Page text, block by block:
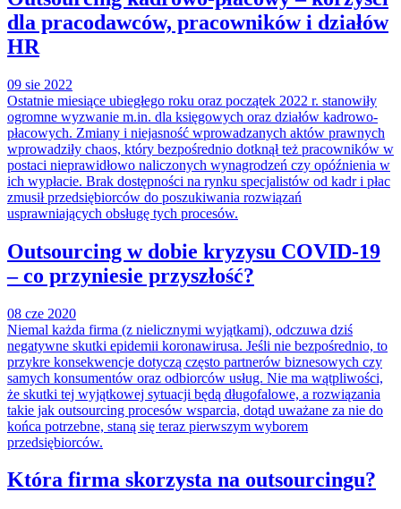
dla pracodawców, pracowników i działów
HR
09 sie 2022
Ostatnie miesiące ubiegłego roku oraz początek 2022 r. stanowiły
ogromne wyzwanie m.in. dla księgowych oraz działów kadrowo-
płacowych. Zmiany i niejasność wprowadzanych aktów prawnych
wprowadziły chaos, który bezpośrednio dotknął też pracowników w
postaci nieprawidłowo naliczonych wynagrodzeń czy opóźnienia w
ich wypłacie. Brak dostępności na rynku specjalistów od kadr i płac
zmusił przedsiębiorców do poszukiwania rozwiązań
usprawniających obsługę tych procesów.
Outsourcing w dobie kryzysu COVID-19
– co przyniesie przyszłość?
08 cze 2020
Niemal każda firma (z nielicznymi wyjątkami), odczuwa dziś
negatywne skutki epidemii koronawirusa. Jeśli nie bezpośrednio, to
przykre konsekwencje dotyczą często partnerów biznesowych czy
samych konsumentów oraz odbiorców usług. Nie ma wątpliwości,
że skutki tej wyjątkowej sytuacji będą długofalowe, a rozwiązania
takie jak outsourcing procesów wsparcia, dotąd uważane za nie do
końca potrzebne, staną się teraz pierwszym wyborem
przedsiębiorców.
Która firma skorzysta na outsourcingu?